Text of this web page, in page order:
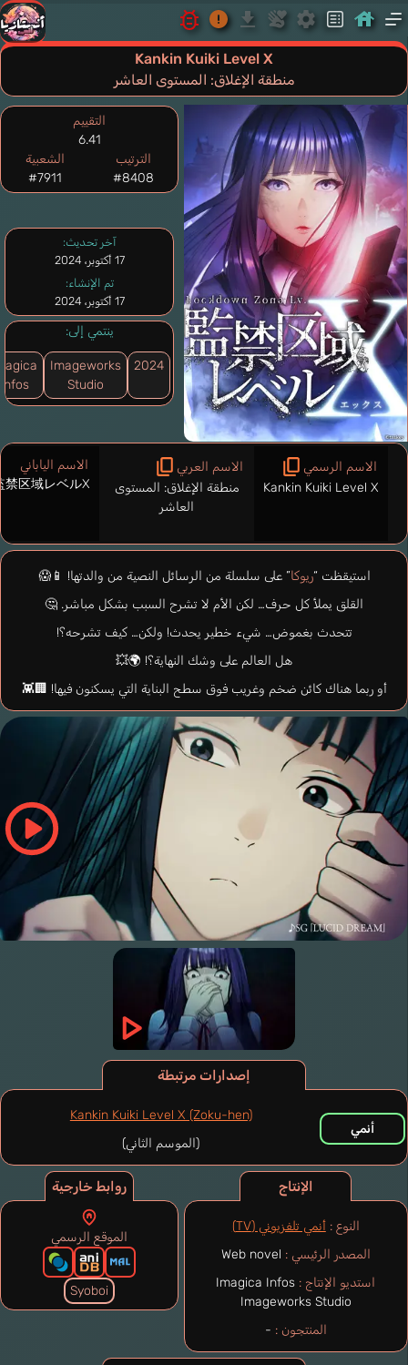
Kankin Kuiki Level X
منطقة الإغلاق: المستوى العاشر
آخر تحديث:
17 أكتوبر، 2024
تم الإنشاء:
17 أكتوبر، 2024
ينتمي إلى:
2024
Imageworks
Studio
Infos
استيقظت “ريوكا” على سلسلة من الرسائل النصية من والدتها! 📱😱
القلق يملأ كل حرف… لكن الأم لا تشرح السبب بشكل مباشر. 🤔
تتحدث بغموض… شيء خطير يحدث! ولكن… كيف تشرحه؟!
هل العالم على وشك النهاية؟! 🌍💥
أو ربما هناك كائن ضخم وغريب فوق سطح البناية التي يسكنون فيها! 🏢👾
الاسم الرسمي
Kankin Kuiki Level X
الاسم العربي
منطقة الإغلاق: المستوى
العاشر
الاسم الياباني
禁区域レベルX
الإنتاج
النوع :أنمي تلفزيوني (TV)
المصدر الرئيسي :
استديو الإنتاج : Imagica Infos
Imageworks Studio
المنتجون : -
التقييم
6.41
الترتيب
#8408
الشعبية
#7911
إصدارات مرتبطة
أنمي
Kankin Kuiki Level X (Zoku-hen)
(الموسم الثاني)
روابط خارجية
الموقع الرسمي
Syoboi